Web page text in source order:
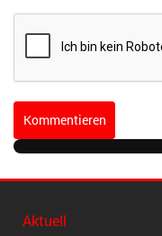
Kommentieren
Aktuell